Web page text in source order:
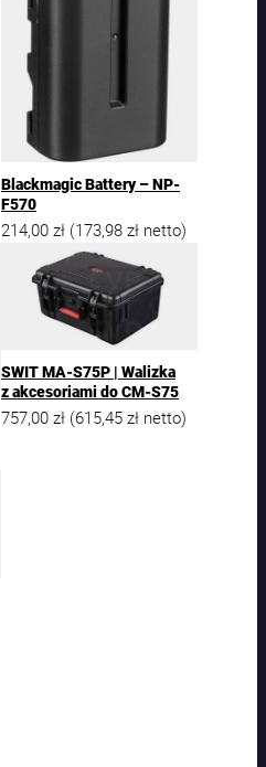
Blackmagic Battery – NP-
F570
214,00 zł (173,98 zł netto)
SWIT MA-S75P | Walizka
z akcesoriami do CM-S75
757,00 zł (615,45 zł netto)